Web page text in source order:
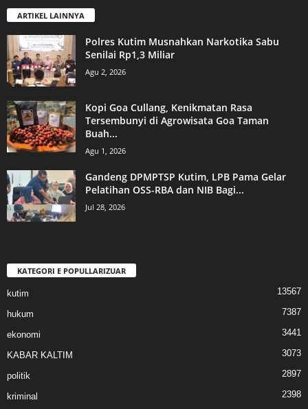
ARTIKEL LAINNYA
Polres Kutim Musnahkan Narkotika Sabu
Senilai Rp1,3 Miliar
Agu 2, 2026
Kopi Goa Cullang, Kenikmatan Rasa
Tersembunyi di Agrowisata Goa Taman
Buah...
Agu 1, 2026
Gandeng DPMPTSP Kutim, LPB Pama Gelar
Pelatihan OSS-RBA dan NIB Bagi...
Jul 28, 2026
KATEGORI E POPULLARIZUAR
kutim 13567
hukum 7387
ekonomi 3441
KABAR KALTIM 3073
politik 2897
kriminal 2398